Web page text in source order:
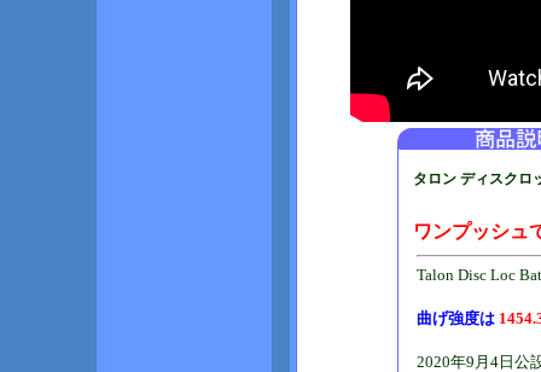
タロン ディスクロ
ワンプッシュ
Talon Disc Loc
曲げ強度は
2020年9月4日公